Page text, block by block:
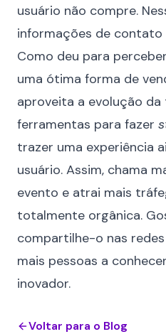
usuário não compre.
informações de
Como deu para
uma ótima forma de
aproveita a evolução
ferramentas para fazer
trazer uma experiência
usuário. Assim, chama
evento e atrai mais
totalmente orgânica.
compartilhe-o nas
mais pessoas a
inovador.
Voltar para o Blog